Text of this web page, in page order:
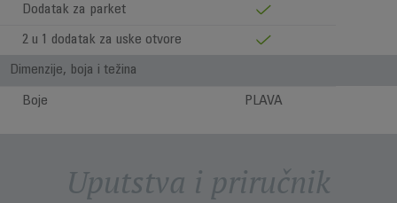
Dodatak za parket
2 u 1 dodatak za uske otvore
Dimenzije, boja i težina
Boje PLAVA
Uputstva i priručnik